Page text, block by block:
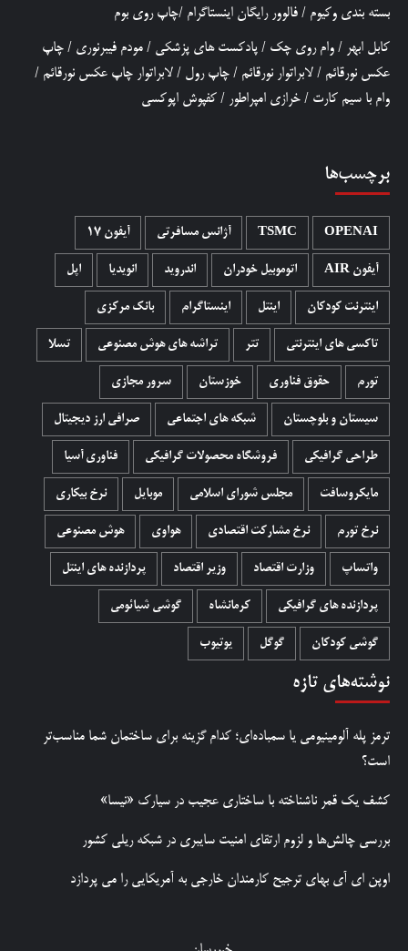
بسته بندی وکیوم / فالوور رایگان اینستاگرام /چاپ روی بوم
کابل ابهر / وام روی چک / پادکست های پزشکی / مودم فیبرنوری / چاپ
عکس نورقائم / لابراتوار نورقائم / چاپ رول / لابراتوار چاپ عکس نورقائم /
وام با سیم کارت / خرازی امپراطور / کفپوش اپوکسی
برچسب‌ها
OPENAI
TSMC آژانس مسافرتی آیفون 17
آیفون AIR اتوموبیل خودران اندروید انویدیا اپل
اینترنت کودکان اینتل اینستاگرام بانک مرکزی
تاکسی های اینترنتی تتر تراشه های هوش مصنوعی تسلا
تورم حقوق فناوری خوزستان سرور مجازی
سیستان و بلوچستان شبکه های اجتماعی صرافی ارز دیجیتال
طراحی گرافیکی فروشگاه محصولات گرافيکی فناوری آسیا
مایکروسافت مجلس شورای اسلامی موبایل نرخ بیکاری
نرخ تورم نرخ مشارکت اقتصادی هواوی هوش مصنوعی
واتساپ وزارت اقتصاد وزیر اقتصاد پردازنده های اینتل
پردازنده های گرافیکی کرمانشاه گوشی شیائومی
گوشی کودکان گوگل یوتیوب
نوشته‌های تازه
ترمز پله آلومینیومی یا سمباده‌ای؛ کدام گزینه برای ساختمان شما مناسب‌تر
است؟
کشف یک قمر ناشناخته با ساختاری عجیب در سیارک «نیسا»
بررسی چالش‌ها و لزوم ارتقای امنیت سایبری در شبکه ریلی کشور
اوپن ای آی بهای ترجیح کارمندان خارجی به آمریکایی را می پردازد